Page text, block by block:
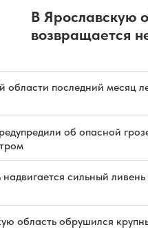
В Ярославскую
возвращается
области последний месяц
об опасной
сильный
область обрушился